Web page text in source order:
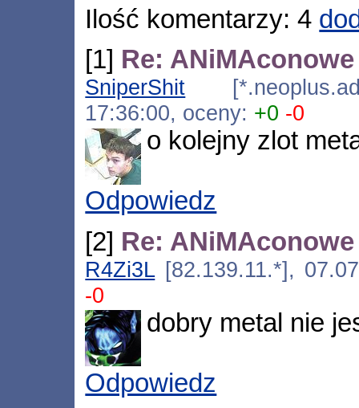
Ilość komentarzy: 4
[1] Re:
SniperShit
17:36:00, oceny: +0 -0
o kolejny zlot
Odpowiedz
[2] Re:
R4Zi3L[82.139.11.*],
-0
dobry metal nie
Odpowiedz